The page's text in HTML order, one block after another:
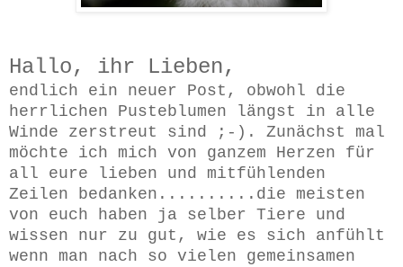
Hallo, ihr Lieben,
endlich ein neuer Post, obwohl die
herrlichen Pusteblumen längst in alle
Winde zerstreut sind ;-). Zunächst mal
möchte ich mich von ganzem Herzen für
all eure lieben und mitfühlenden
Zeilen bedanken..........die meisten
von euch haben ja selber Tiere und
wissen nur zu gut, wie es sich anfühlt
wenn man nach so vielen gemeinsamen